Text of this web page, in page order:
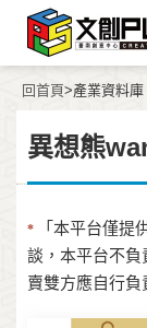
回首頁>產業資料庫
異想熊
*
「本平台僅
談，本平台不
賣雙方應自行負